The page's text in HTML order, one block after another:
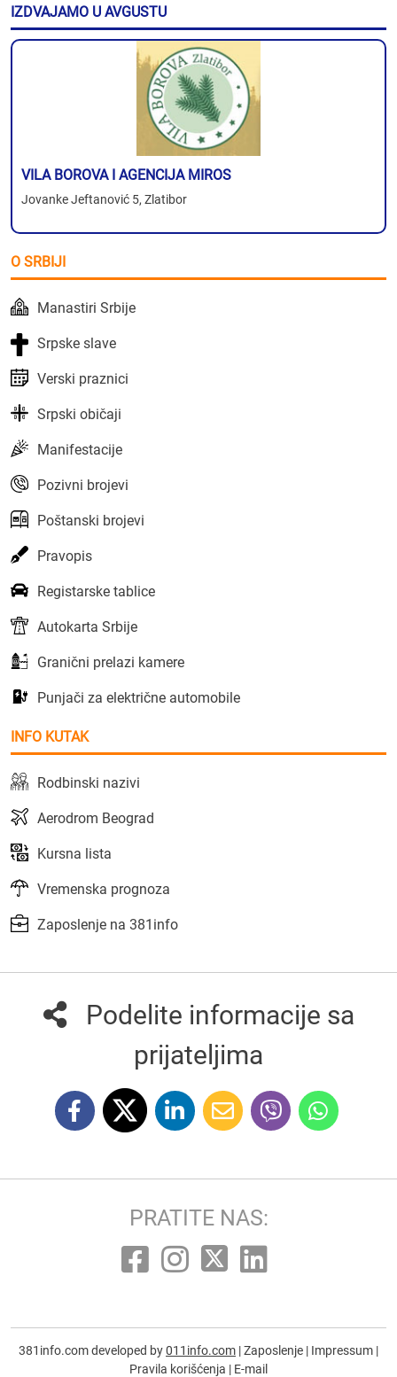
IZDVAJAMO U AVGUSTU
VILA BOROVA I AGENCIJA MIROS
Jovanke Jeftanović 5, Zlatibor
O SRBIJI
Manastiri Srbije
Srpske slave
Verski praznici
Srpski običaji
Manifestacije
Pozivni brojevi
Poštanski brojevi
Pravopis
Registarske tablice
Autokarta Srbije
Granični prelazi kamere
Punjači za električne automobile
INFO KUTAK
Rodbinski nazivi
Aerodrom Beograd
Kursna lista
Vremenska prognoza
Zaposlenje na 381info
Podelite informacije sa
prijateljima
PRATITE NAS:
381info.com developed by011info.com |Zaposlenje | Impressum |
Pravila korišćenja | E-mail